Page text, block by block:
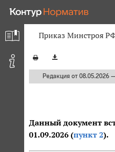
Приказ Минстроя
Редакция от 08.05.2026
Данный документ
01.09.2026 (пункт 2).